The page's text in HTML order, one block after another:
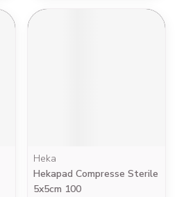
Heka
Hekapad Compresse Sterile
5x5cm 100